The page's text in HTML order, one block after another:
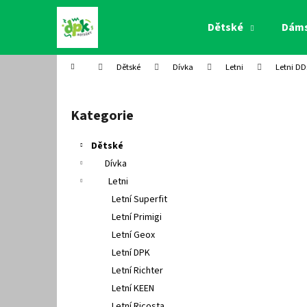
Dětské
Domů Dětské Dívka Letni Letni
Přeskočit
kategorie
Kategorie
Dětské
Dívka
Letni
Letní Superfit
Letní Primigi
Letní Geox
Letní DPK
Letní Richter
Letní KEEN
í
Zpět
do
Zpět
do